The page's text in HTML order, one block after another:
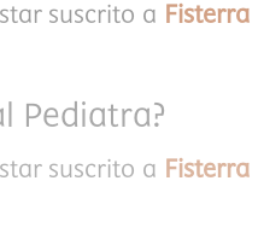
suscrito a Fisterra
Pediatra?
suscrito a Fisterra